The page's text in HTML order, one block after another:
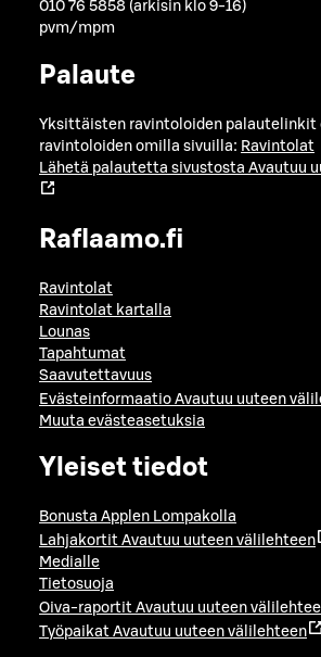
010 76 5858 (arkisin klo 9-16)
pvm/mpm
Palaute
Yksittäisten ravintoloiden palautelinkit
ravintoloiden omilla sivuilla: Ravintolat
Lähetä palautetta sivustosta Avautuu
Raflaamo.fi
Ravintolat
Ravintolat kartalla
Lounas
Tapahtumat
Saavutettavuus
Evästeinformaatio Avautuu uuteen
Muuta evästeasetuksia
Yleiset tiedot
Bonusta Applen Lompakolla
Lahjakortit Avautuu uuteen välilehteen
Medialle
Tietosuoja
Oiva-raportit Avautuu uuteen
Työpaikat Avautuu uuteen välilehteen